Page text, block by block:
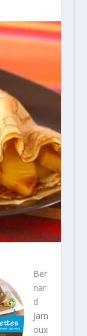
Ber
nar
d
Jarn
oux